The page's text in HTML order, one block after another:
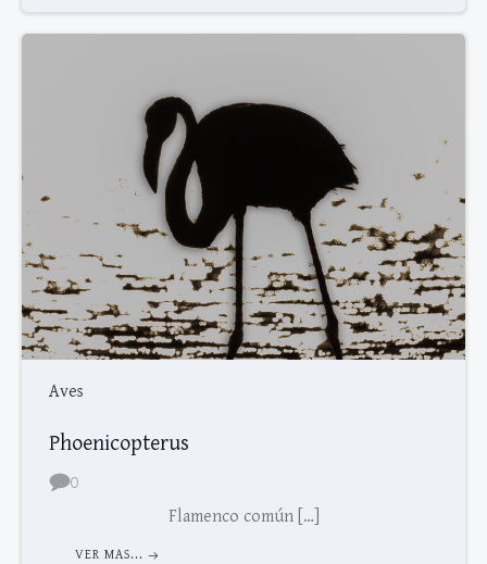
Aves
Phoenicopterus
0
Flamenco común […]
VER MAS...